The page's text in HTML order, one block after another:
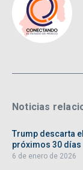
Noticias
Trump descarta
próximos 30 días
6 de enero de 2026